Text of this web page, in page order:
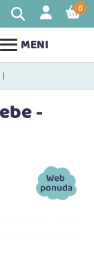
MENI
0
-